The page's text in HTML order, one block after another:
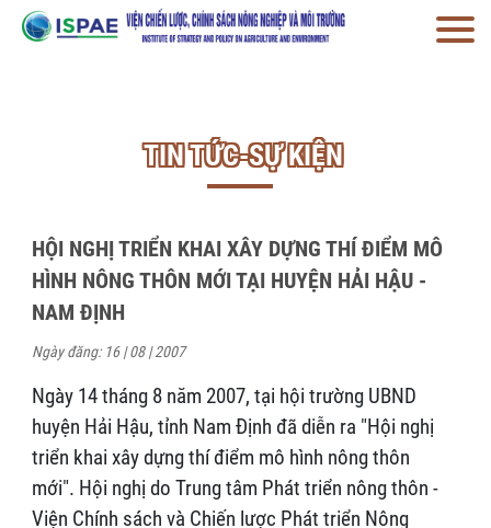
TIN TỨC-SỰ KIỆN
HỘI NGHỊ TRIỂN KHAI XÂY DỰNG THÍ ĐIỂM MÔ
HÌNH NÔNG THÔN MỚI TẠI HUYỆN HẢI HẬU -
NAM ĐỊNH
Ngày đăng: 16 | 08 | 2007
Ngày 14 tháng 8 năm 2007, tại hội trường UBND
huyện Hải Hậu, tỉnh Nam Định đã diễn ra "Hội nghị
triển khai xây dựng thí điểm mô hình nông thôn
mới". Hội nghị do Trung tâm Phát triển nông thôn -
Viện Chính sách và Chiến lược Phát triển Nông